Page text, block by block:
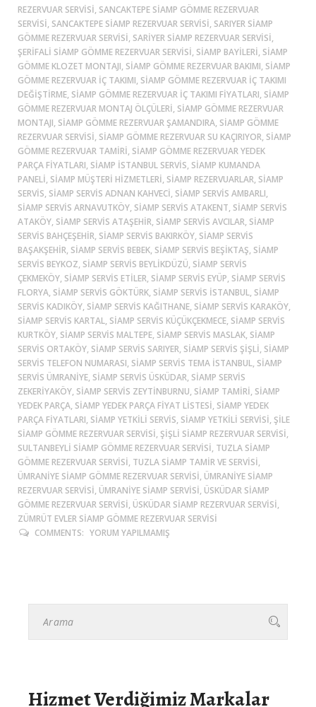
REZERVUAR SERVISI, SANCAKTEPE SIAMP GÖMME REZERVUAR
SERVISI, SANCAKTEPE SIAMP REZERVUAR SERVISI, SARIYER SIAMP
GÖMME REZERVUAR SERVISI, SARIYER SIAMP REZERVUAR SERVISI,
ŞERIFALI SIAMP GÖMME REZERVUAR SERVISI, SIAMP BAYILERI, SIAMP
GÖMME KLOZET MONTAJI, SIAMP GÖMME REZERVUAR BAKIMI, SIAMP
GÖMME REZERVUAR İÇ TAKIMI, SIAMP GÖMME REZERVUAR İÇ TAKIMI
DEĞIŞTIRME, SIAMP GÖMME REZERVUAR İÇ TAKIMI FIYATLARI, SIAMP
GÖMME REZERVUAR MONTAJ ÖLÇÜLERI, SIAMP GÖMME REZERVUAR
MONTAJI, SIAMP GÖMME REZERVUAR ŞAMANDIRA, SIAMP GÖMME
REZERVUAR SERVISI, SIAMP GÖMME REZERVUAR SU KAÇIRIYOR, SIAMP
GÖMME REZERVUAR TAMIRI, SIAMP GÖMME REZERVUAR YEDEK
PARÇA FIYATLARI, SIAMP ISTANBUL SERVIS, SIAMP KUMANDA
PANELI, SIAMP MÜŞTERI HIZMETLERI, SIAMP REZERVUARLAR, SIAMP
SERVIS, SIAMP SERVIS ADNAN KAHVECI, SIAMP SERVIS AMBARLI,
SIAMP SERVIS ARNAVUTKÖY, SIAMP SERVIS ATAKENT, SIAMP SERVIS
ATAKÖY, SIAMP SERVIS ATAŞEHIR, SIAMP SERVIS AVCILAR, SIAMP
SERVIS BAHÇEŞEHIR, SIAMP SERVIS BAKIRKÖY, SIAMP SERVIS
BAŞAKŞEHIR, SIAMP SERVIS BEBEK, SIAMP SERVIS BEŞIKTAŞ, SIAMP
SERVIS BEYKOZ, SIAMP SERVIS BEYLIKDÜZÜ, SIAMP SERVIS
ÇEKMEKÖY, SIAMP SERVIS ETILER, SIAMP SERVIS EYÜP, SIAMP SERVIS
FLORYA, SIAMP SERVIS GÖKTÜRK, SIAMP SERVIS ISTANBUL, SIAMP
SERVIS KADIKÖY, SIAMP SERVIS KAĞITHANE, SIAMP SERVIS KARAKÖY,
SIAMP SERVIS KARTAL, SIAMP SERVIS KÜÇÜKÇEKMECE, SIAMP SERVIS
KURTKÖY, SIAMP SERVIS MALTEPE, SIAMP SERVIS MASLAK, SIAMP
SERVIS ORTAKÖY, SIAMP SERVIS SARIYER, SIAMP SERVIS ŞIŞLI, SIAMP
SERVIS TELEFON NUMARASI, SIAMP SERVIS TEMA ISTANBUL, SIAMP
SERVIS ÜMRANIYE, SIAMP SERVIS ÜSKÜDAR, SIAMP SERVIS
ZEKERIYAKÖY, SIAMP SERVIS ZEYTINBURNU, SIAMP TAMIRI, SIAMP
YEDEK PARÇA, SIAMP YEDEK PARÇA FIYAT LISTESI, SIAMP YEDEK
PARÇA FIYATLARI, SIAMP YETKILI SERVIS, SIAMP YETKILI SERVISI, ŞİLE
SIAMP GÖMME REZERVUAR SERVISI, ŞIŞLI SIAMP REZERVUAR SERVISI,
SULTANBEYLİ SIAMP GÖMME REZERVUAR SERVISI, TUZLA SIAMP
GÖMME REZERVUAR SERVISI, TUZLA SIAMP TAMIR VE SERVISI,
ÜMRANIYE SIAMP GÖMME REZERVUAR SERVISI, ÜMRANIYE SIAMP
REZERVUAR SERVISI, ÜMRANIYE SIAMP SERVISI, ÜSKÜDAR SIAMP
GÖMME REZERVUAR SERVISI, ÜSKÜDAR SIAMP REZERVUAR SERVISI,
ZÜMRÜT EVLER SIAMP GÖMME REZERVUAR SERVISI
COMMENTS: YORUM YAPILMAMIŞ
Hizmet Verdiğimiz Markalar